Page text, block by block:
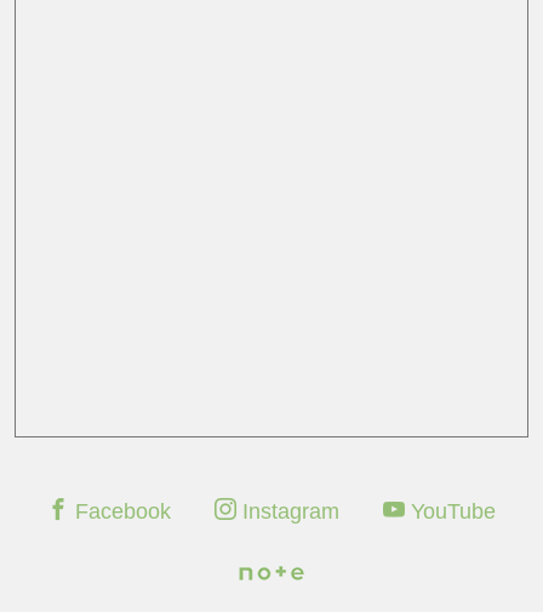
Facebook Instagram YouTube